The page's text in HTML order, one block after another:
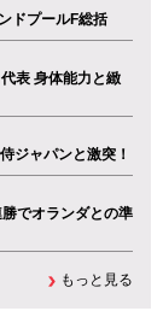
ドプールF総括
表 身体能力と緻
ジャパンと激突！
でオランダとの準
もっと見る